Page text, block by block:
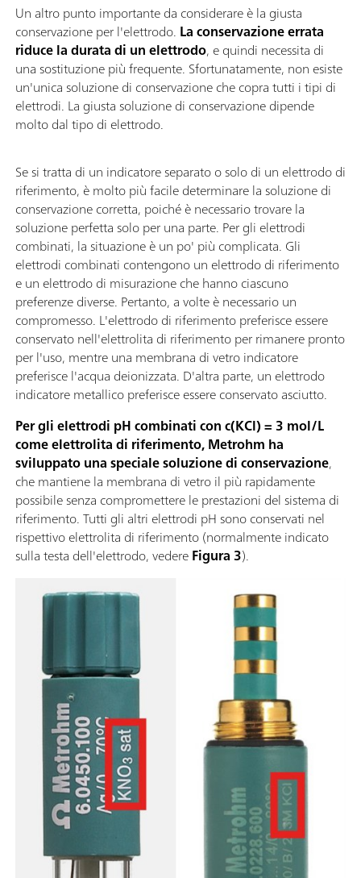
Un altro punto importante da considerare è la giusta
conservazione per l'elettrodo. La conservazione errata
riduce la durata di un elettrodo, e quindi necessita di
una sostituzione più frequente. Sfortunatamente, non esiste
un'unica soluzione di conservazione che copra tutti i tipi di
elettrodi. La giusta soluzione di conservazione dipende
molto dal tipo di elettrodo.
Se si tratta di un indicatore separato o solo di un elettrodo di
riferimento, è molto più facile determinare la soluzione di
conservazione corretta, poiché è necessario trovare la
soluzione perfetta solo per una parte. Per gli elettrodi
combinati, la situazione è un po' più complicata. Gli
elettrodi combinati contengono un elettrodo di riferimento
e un elettrodo di misurazione che hanno ciascuno
preferenze diverse. Pertanto, a volte è necessario un
compromesso. L'elettrodo di riferimento preferisce essere
conservato nell'elettrolita di riferimento per rimanere pronto
per l'uso, mentre una membrana di vetro indicatore
preferisce l'acqua deionizzata. D'altra parte, un elettrodo
indicatore metallico preferisce essere conservato asciutto.
Per gli elettrodi pH combinati con c(KCl) = 3 mol/L
come elettrolita di riferimento, Metrohm ha
sviluppato una speciale soluzione di conservazione,
che mantiene la membrana di vetro il più rapidamente
possibile senza compromettere le prestazioni del sistema di
riferimento. Tutti gli altri elettrodi pH sono conservati nel
rispettivo elettrolita di riferimento (normalmente indicato
sulla testa dell'elettrodo, vedereFigura 3).